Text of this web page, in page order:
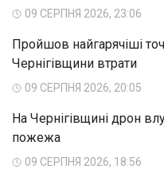
09 СЕРПНЯ 2026, 23:06
Пройшов найгарячіші
Чернігівщини втрати
09 СЕРПНЯ 2026, 20:05
На Чернігівщині дрон
пожежа
09 СЕРПНЯ 2026, 18:56